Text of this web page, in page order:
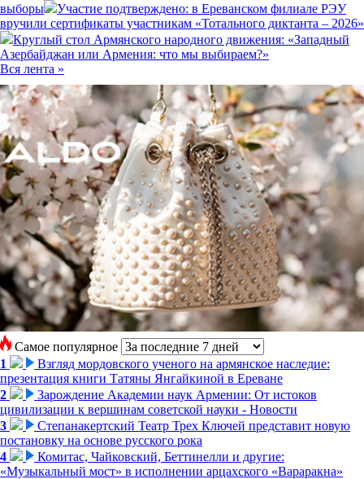
выборы
Участие подтверждено: в Ереванском филиале РЭУ
вручили сертификаты участникам «Тотального диктанта – 2026»
Круглый стол Армянского народного движения: «Западный
Азербайджан или Армения: что мы выбираем?»
Вся лента »
Самое популярное
1
Взгляд мордовского ученого на армянское наследие:
презентация книги Татяны Янгайкиной в Ереване
2
Зарождение Академии наук Армении: От истоков
цивилизации к вершинам советской науки - Новости
3
Степанакертский Театр Трех Ключей представит новую
постановку на основе русского рока
4
Комитас, Чайковский, Беттинелли и другие:
«Музыкальный мост» в исполнении арцахского «Вараракна»